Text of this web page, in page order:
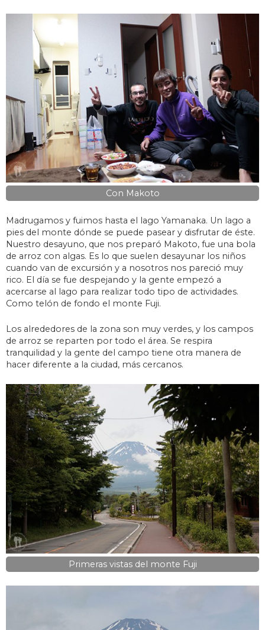
Con Makoto
Madrugamos y fuimos hasta el lago Yamanaka. Un lago a
pies del monte dónde se puede pasear y disfrutar de éste.
Nuestro desayuno, que nos preparó Makoto, fue una bola
de arroz con algas. Es lo que suelen desayunar los niños
cuando van de excursión y a nosotros nos pareció muy
rico. El día se fue despejando y la gente empezó a
acercarse al lago para realizar todo tipo de actividades.
Como telón de fondo el monte Fuji.
Los alrededores de la zona son muy verdes, y los campos
de arroz se reparten por todo el área. Se respira
tranquilidad y la gente del campo tiene otra manera de
hacer diferente a la ciudad, más cercanos.
Primeras vistas del monte Fuji